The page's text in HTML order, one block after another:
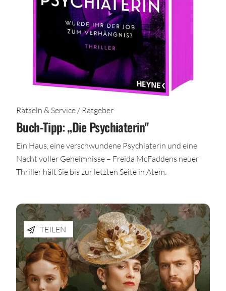
Rätseln & Service / Ratgeber
Buch-Tipp: „Die Psychiaterin"
Ein Haus, eine verschwundene Psychiaterin und eine
Nacht voller Geheimnisse – Freida McFaddens neuer
Thriller hält Sie bis zur letzten Seite in Atem.
TEILEN